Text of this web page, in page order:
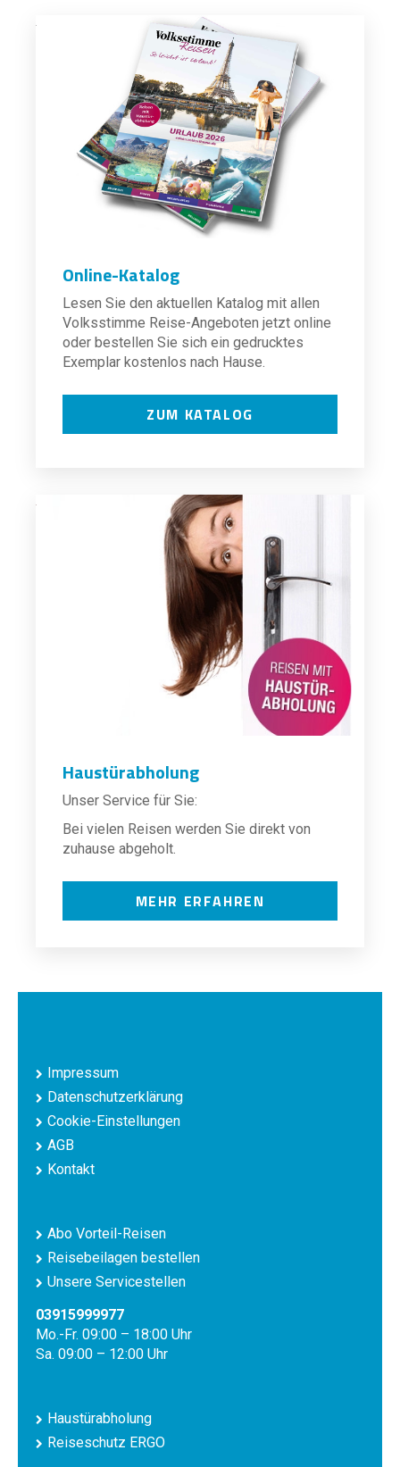
Online-Katalog
Lesen Sie den aktuellen Katalog mit allen
Volksstimme Reise-Angeboten jetzt online
oder bestellen Sie sich ein gedrucktes
Exemplar kostenlos nach Hause.
ZUM KATALOG
Haustürabholung
Unser Service für Sie:
Bei vielen Reisen werden Sie direkt von
zuhause abgeholt.
MEHR ERFAHREN
Impressum
Datenschutzerklärung
Cookie-Einstellungen
AGB
Kontakt
Abo Vorteil-Reisen
Reisebeilagen bestellen
Unsere Servicestellen
03915999977
Mo.-Fr. 09:00 – 18:00 Uhr
Sa. 09:00 – 12:00 Uhr
Haustürabholung
Reiseschutz ERGO